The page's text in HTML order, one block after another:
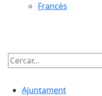
Francès
Cercar:
Ajuntament